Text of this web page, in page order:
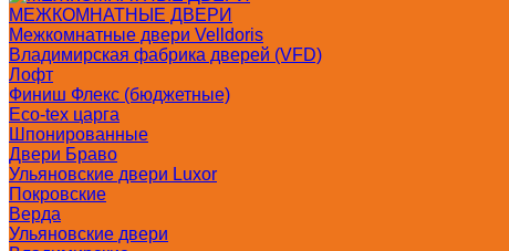
МЕЖКОМНАТНЫЕ ДВЕРИ
Межкомнатные двери Velldoris
Владимирская фабрика дверей (VFD)
Лофт
Финиш Флекс (бюджетные)
Eco-tex царга
Шпонированные
Двери Браво
Ульяновские двери Luxor
Покровские
Верда
Ульяновские двери